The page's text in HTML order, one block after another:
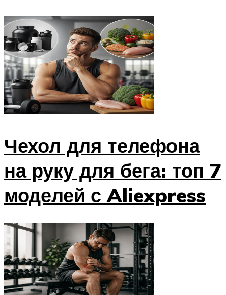
Чехол для телефона
на руку для бега: топ 7
моделей с Aliexpress